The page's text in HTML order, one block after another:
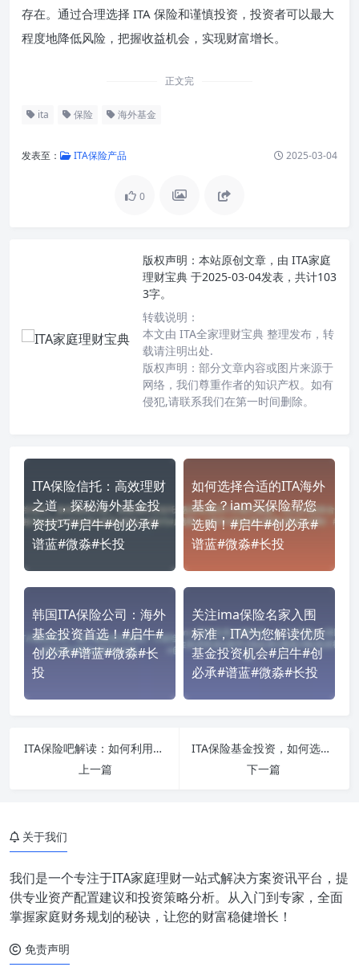
存在。通过合理选择 ITA 保险和谨慎投资，投资者可以最大
程度地降低风险，把握收益机会，实现财富增长。
正文完
ita 保险 海外基金
发表至： ITA保险产品 2025-03-04
0
版权声明： 本站原创文章，由 ITA家庭
理财宝典 于2025-03-04发表，共计103
3字。
转载说明：
本文由 ITA全家理财宝典 整理发布，转
载请注明出处.
版权声明：部分文章内容或图片来源于
网络，我们尊重作者的知识产权。如有
侵犯,请联系我们在第一时间删除。
ITA保险信托：高效理财
之道，探秘海外基金投
资技巧#启牛#创必承#
谱蓝#微淼#长投
如何选择合适的ITA海外
基金？iam买保险帮您
选购！#启牛#创必承#
谱蓝#微淼#长投
韩国ITA保险公司：海外
基金投资首选！#启牛#
创必承#谱蓝#微淼#长
投
关注ima保险名家入围
标准，ITA为您解读优质
基金投资机会#启牛#创
必承#谱蓝#微淼#长投
ITA保险吧解读：如何利用海外基金实现财务增值？#启牛#创必承#谱蓝#微淼#长投
上一篇
ITA保险基金投资，如何选择最适合的产品？#启牛#创必承#谱蓝#微淼#长投
下一篇
关于我们
我们是一个专注于ITA家庭理财一站式解决方案资讯平台，提
供专业资产配置建议和投资策略分析。从入门到专家，全面
掌握家庭财务规划的秘诀，让您的财富稳健增长！
免责声明